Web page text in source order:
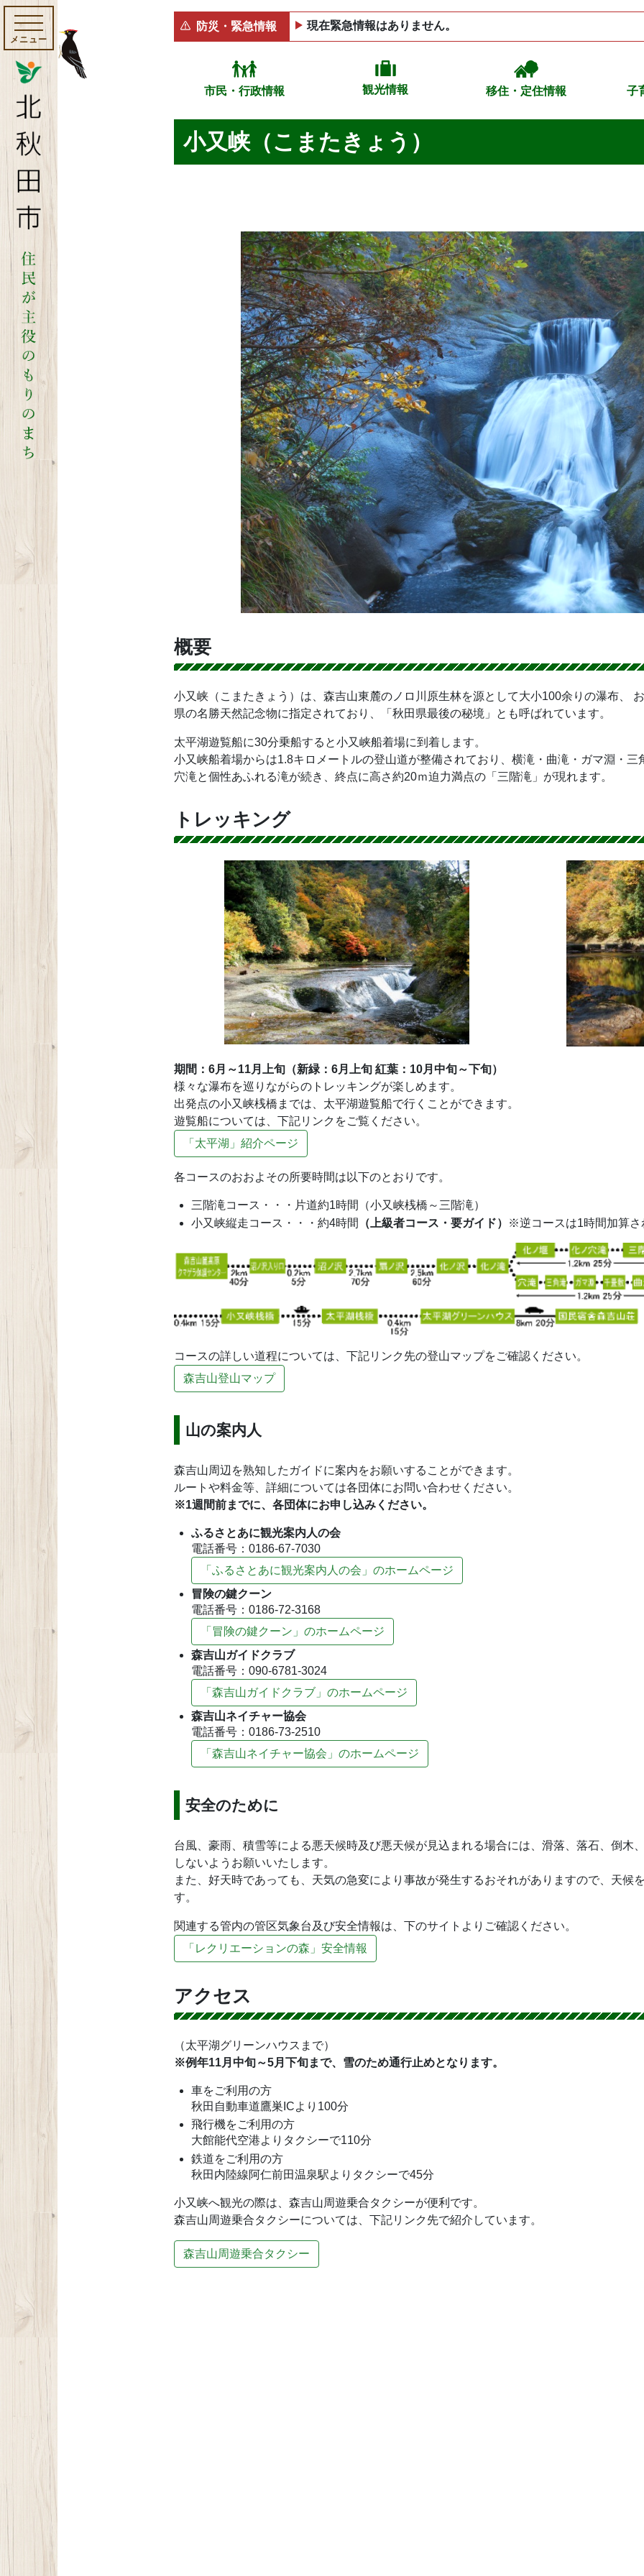
メニュー
防災・緊急情報 現在緊急情報はありません。
市民・行政情報 観光情報 移住・定住情報 子
小又峡（こまたきょう）
概要
小又峡（こまたきょう）は、森吉山東麓のノロ川原生林を源として大小100余りの瀑布、
県の名勝天然記念物に指定されており、「秋田県最後の秘境」とも呼ばれています。
太平湖遊覧船に30分乗船すると小又峡船着場に到着します。
小又峡船着場からは1.8キロメートルの登山道が整備されており、横滝・曲滝・ガマ淵・
穴滝と個性あふれる滝が続き、終点に高さ約20ｍ迫力満点の「三階滝」が現れます。
トレッキング
期間：6月～11月上旬（新緑：6月上旬 紅葉：10月中旬～下旬）
様々な瀑布を巡りながらのトレッキングが楽しめます。
出発点の小又峡桟橋までは、太平湖遊覧船で行くことができます。
遊覧船については、下記リンクをご覧ください。
「太平湖」紹介ページ
各コースのおおよその所要時間は以下のとおりです。
三階滝コース・・・片道約1時間（小又峡桟橋～三階滝）
小又峡縦走コース・・・約4時間
（上級者コース・要ガイド） ※逆コースは1時間加算
コースの詳しい道程については、下記リンク先の登山マップをご確認ください。
森吉山登山マップ
山の案内人
森吉山周辺を熟知したガイドに案内をお願いすることができます。
ルートや料金等、詳細については各団体にお問い合わせください。
※1週間前までに、各団体にお申し込みください。
ふるさとあに観光案内人の会
電話番号：0186-67-7030
「ふるさとあに観光案内人の会」のホームページ
冒険の鍵クーン
電話番号：0186-72-3168
「冒険の鍵クーン」のホームページ
森吉山ガイドクラブ
電話番号：090-6781-3024
「森吉山ガイドクラブ」のホームページ
森吉山ネイチャー協会
電話番号：0186-73-2510
「森吉山ネイチャー協会」のホームページ
安全のために
台風、豪雨、積雪等による悪天候時及び悪天候が見込まれる場合には、滑落、落石、倒木
しないようお願いいたします。
また、好天時であっても、天気の急変により事故が発生するおそれがありますので、天候
す。
関連する管内の管区気象台及び安全情報は、下のサイトよりご確認ください。
「レクリエーションの森」安全情報
アクセス
（太平湖グリーンハウスまで）
※例年11月中旬～5月下旬まで、雪のため通行止めとなります。
車をご利用の方
秋田自動車道鷹巣ICより100分
飛行機をご利用の方
大館能代空港よりタクシーで110分
鉄道をご利用の方
秋田内陸線阿仁前田温泉駅よりタクシーで45分
小又峡へ観光の際は、森吉山周遊乗合タクシーが便利です。
森吉山周遊乗合タクシーについては、下記リンク先で紹介しています。
森吉山周遊乗合タクシー